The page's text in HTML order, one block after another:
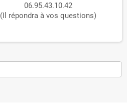
06.95.43.10.42
(Il répondra à vos questions)